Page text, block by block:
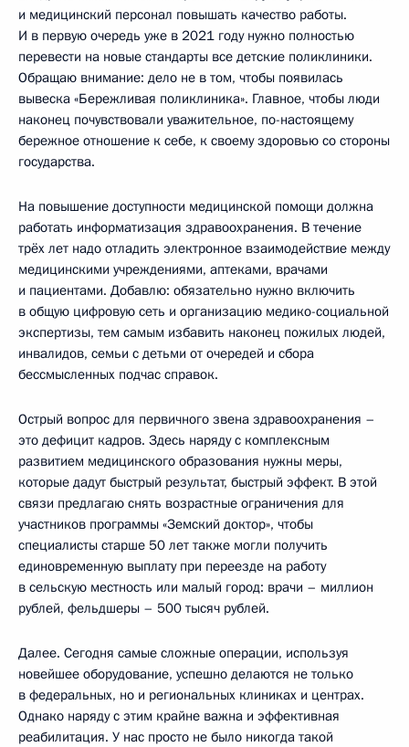
и медицинский персонал повышать качество работы.
И в первую очередь уже в 2021 году нужно полностью
перевести на новые стандарты все детские поликлиники.
Обращаю внимание: дело не в том, чтобы появилась
вывеска «Бережливая поликлиника». Главное, чтобы люди
наконец почувствовали уважительное, по-настоящему
бережное отношение к себе, к своему здоровью со стороны
государства.
На повышение доступности медицинской помощи должна
работать информатизация здравоохранения. В течение
трёх лет надо отладить электронное взаимодействие между
медицинскими учреждениями, аптеками, врачами
и пациентами. Добавлю: обязательно нужно включить
в общую цифровую сеть и организацию медико-социальной
экспертизы, тем самым избавить наконец пожилых людей,
инвалидов, семьи с детьми от очередей и сбора
бессмысленных подчас справок.
Острый вопрос для первичного звена здравоохранения –
это дефицит кадров. Здесь наряду с комплексным
развитием медицинского образования нужны меры,
которые дадут быстрый результат, быстрый эффект. В этой
связи предлагаю снять возрастные ограничения для
участников программы «Земский доктор», чтобы
специалисты старше 50 лет также могли получить
единовременную выплату при переезде на работу
в сельскую местность или малый город: врачи – миллион
рублей, фельдшеры – 500 тысяч рублей.
Далее. Сегодня самые сложные операции, используя
новейшее оборудование, успешно делаются не только
в федеральных, но и региональных клиниках и центрах.
Однако наряду с этим крайне важна и эффективная
реабилитация. У нас просто не было никогда такой